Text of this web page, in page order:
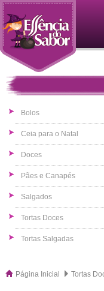
Bolos
Ceia para o Natal
Doces
Pães e Canapés
Salgados
Tortas Doces
Tortas Salgadas
Página Inicial Tortas